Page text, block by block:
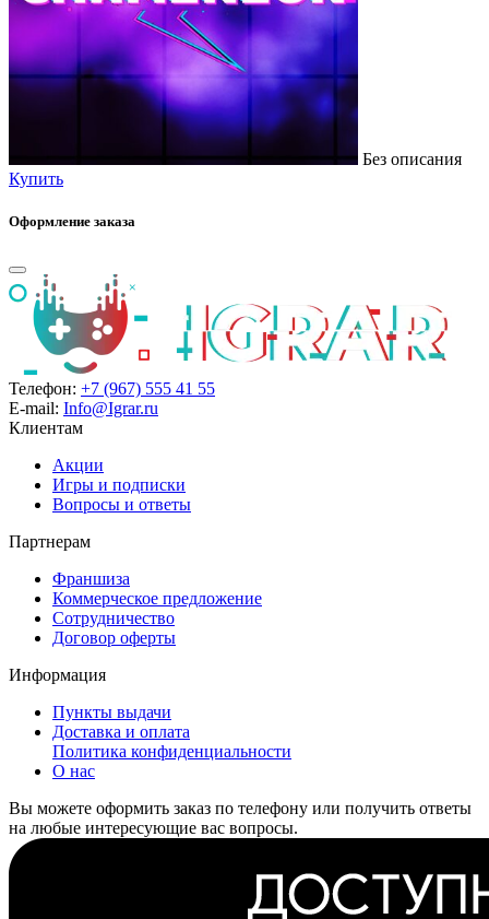
Без описания
Купить
Оформление заказа
Телефон: +7 (967) 555 41 55
E-mail: Info@Igrar.ru
Клиентам
Акции
Игры и подписки
Вопросы и ответы
Партнерам
Франшиза
Коммерческое предложение
Сотрудничество
Договор оферты
Информация
Пункты выдачи
Доставка и оплата
Политика конфиденциальности
О нас
Вы можете оформить заказ по телефону или получить ответы
на любые интересующие вас вопросы.